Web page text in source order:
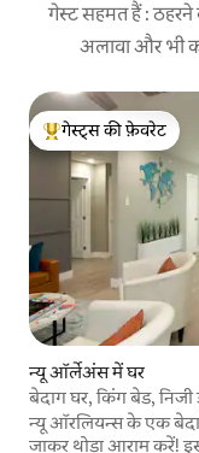
गेस्ट सहमत हैं :
अलावा और भी
गेस्ट्स का टॉप फ़ेवरेट
गेस्ट्स की फ़ेवरेट
न्यू ऑर्लेअंस में घर
बेदाग घर, किंग बेड, निजी
न्यू ऑरलियन्स के एक
जाकर थोड़ा आराम करें!